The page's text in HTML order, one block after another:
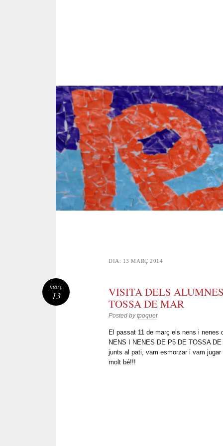
DIA: 13 MARÇ 2014
VISITA DELS
TOSSA DE MAR
Posted bytpoquet
El passat 11 de març els nens i
NENS I NENES DE P5 DE TOSSA
junts al pati, vam esmorzar i vam
molt bé!!!
març
13